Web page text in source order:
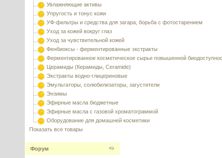
Увлажняющие активы
Упругость и тонус кожи
УФ-фильтры и средства для загара, борьба с фотостарением
Уход за кожей вокруг глаз
Уход за чувствительной кожей
Фенбиоксы - ферментированные экстракты
Ферментированное косметическое сырье повышенной
Церамиды (Керамиды, Ceramide)
Экстракты водно-глицериновые
Эмульгаторы, солюбилизаторы, загустители
Энзимы
Эфирные масла бюджетные
Эфирные масла с газовой хроматограммой
Оборудование для домашней косметики
Показать все товары
Форум